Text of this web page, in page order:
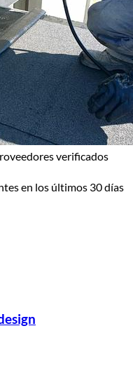
verificados
en los últimos 30 días